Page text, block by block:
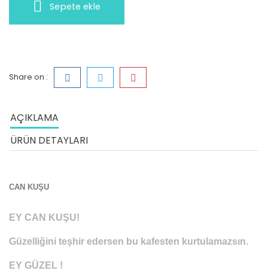
Sepete ekle
Share on :
AÇIKLAMA
ÜRÜN DETAYLARI
CAN KUŞU
EY CAN KUŞU!
Güzelliğini teşhir edersen bu kafesten kurtulamazsın.
EY GÜZEL !